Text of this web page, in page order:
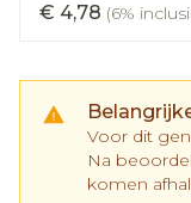
€ 4,78 (6%
Voor dit
Na
komen